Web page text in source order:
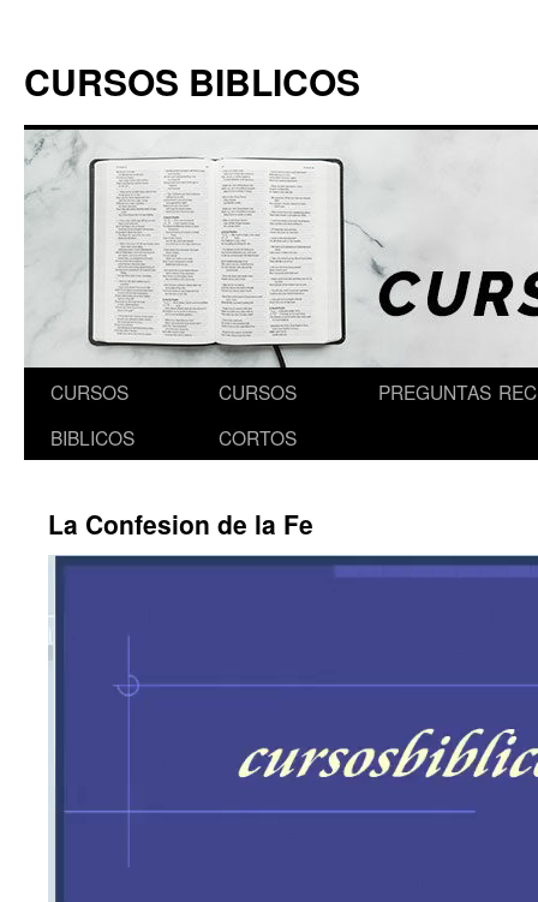
content
CURSOS BIBLICOS
CURSOS
BIBLICOS
CURSOS
CORTOS
PREGUNTAS
La Confesion de la Fe